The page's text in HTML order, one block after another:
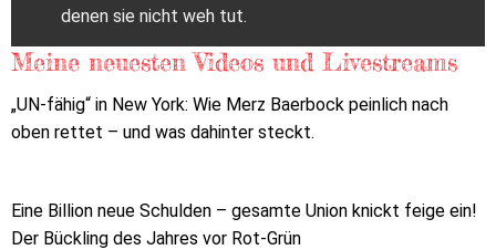
denen sie nicht weh tut.
Meine neuesten Videos und Livestreams
„UN-fähig“ in New York: Wie Merz Baerbock peinlich nach
oben rettet – und was dahinter steckt.
Eine Billion neue Schulden – gesamte Union knickt feige ein!
Der Bückling des Jahres vor Rot-Grün